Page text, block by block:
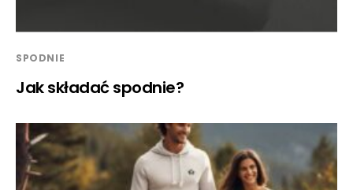
SPODNIE
Jak składać spodnie?